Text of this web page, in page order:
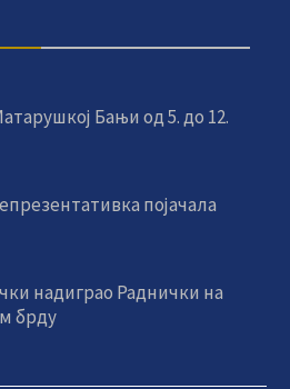
Бањи од 5. до 12.
појачала
надиграо Раднички на
брду